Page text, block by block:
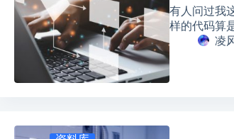
有人问过我
样的代码算
凌